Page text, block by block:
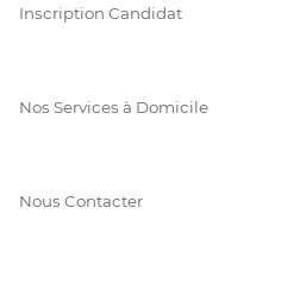
Inscription Candidat
Nos Services à Domicile
Nous Contacter